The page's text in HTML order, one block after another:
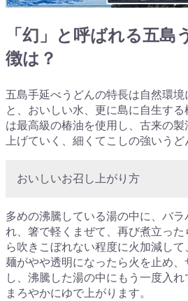
「幻」と呼ばれる五島
徴は？
五島手延べうどんの特長は自然環
と、おいしい水、更に島に自生す
は最高級の椿油を使用し、古来の
上げていく、細くてこしの強いうど
おいしいお召し上がり方
多めの沸騰している湯の中に、バ
れ、箸で軽くまぜて、再び煮立っ
ら吹きこぼれない程度に火加減して
麺がやや透明になったら火を止め
し、沸騰した湯の中にもう一度入れ
まろやかにゆで上がります。